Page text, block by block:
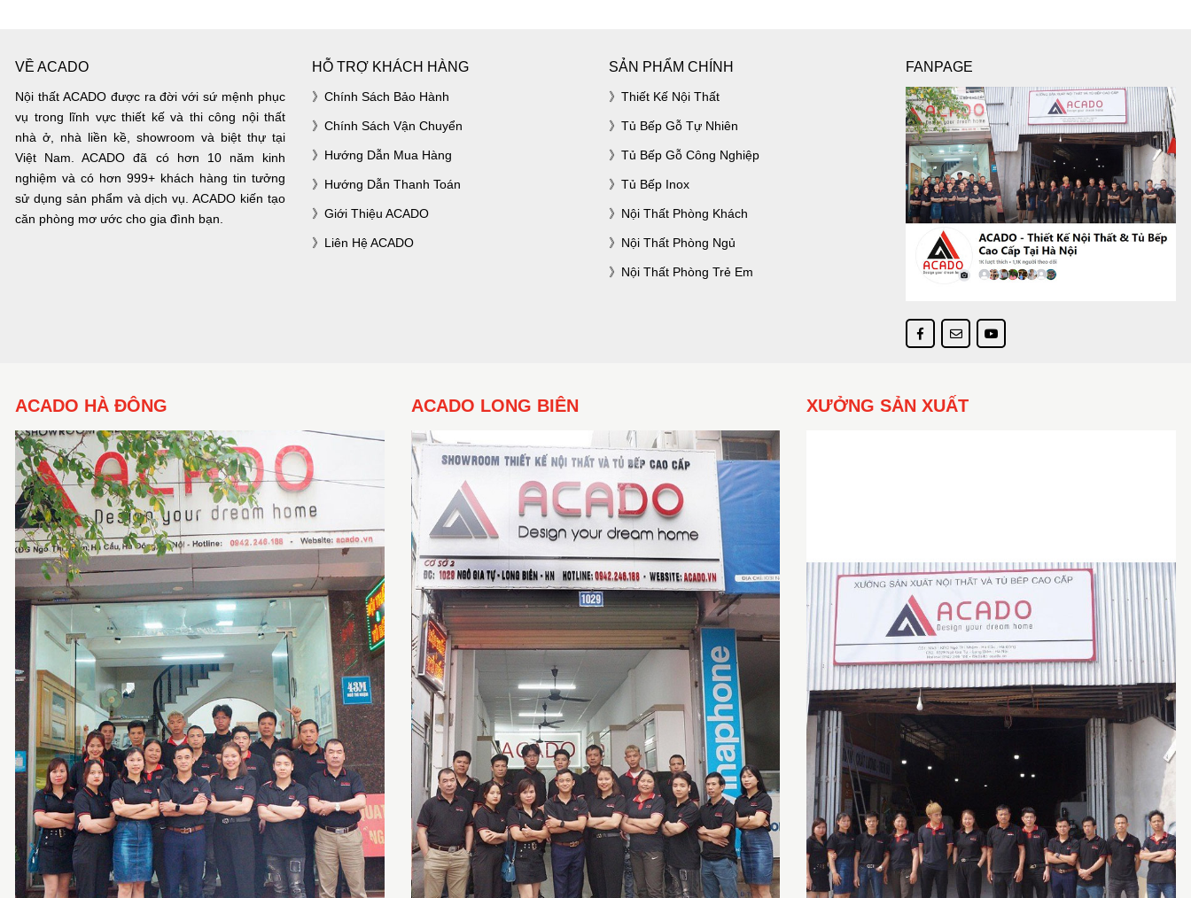
VỀ ACADO
Nội thất ACADO được ra đời với sứ mệnh phục
vụ trong lĩnh vực thiết kế và thi công nội thất
nhà ở, nhà liền kề, showroom và biệt thự tại
Việt Nam. ACADO đã có hơn 10 năm kinh
nghiệm và có hơn 999+ khách hàng tin tưởng
sử dụng sản phẩm và dịch vụ. ACADO kiến tạo
căn phòng mơ ước cho gia đình bạn.
HỖ TRỢ KHÁCH HÀNG
Chính Sách Bảo Hành
Chính Sách Vận Chuyển
Hướng Dẫn Mua Hàng
Hướng Dẫn Thanh Toán
Giới Thiệu ACADO
Liên Hệ ACADO
SẢN PHẨM CHÍNH
Thiết Kế Nội Thất
Tủ Bếp Gỗ Tự Nhiên
Tủ Bếp Gỗ Công Nghiệp
Tủ Bếp Inox
Nội Thất Phòng Khách
Nội Thất Phòng Ngủ
Nội Thất Phòng Trẻ Em
FANPAGE
ACADO HÀ ĐÔNG ACADO LONG BIÊN XƯỞNG SẢN XUẤT